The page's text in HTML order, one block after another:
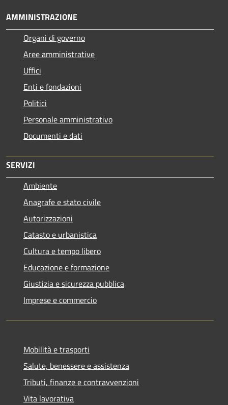
AMMINISTRAZIONE
Organi di governo
Aree amministrative
Uffici
Enti e fondazioni
Politici
Personale amministrativo
Documenti e dati
SERVIZI
Ambiente
Anagrafe e stato civile
Autorizzazioni
Catasto e urbanistica
Cultura e tempo libero
Educazione e formazione
Giustizia e sicurezza pubblica
Imprese e commercio
Mobilità e trasporti
Salute, benessere e assistenza
Tributi, finanze e contravvenzioni
Vita lavorativa